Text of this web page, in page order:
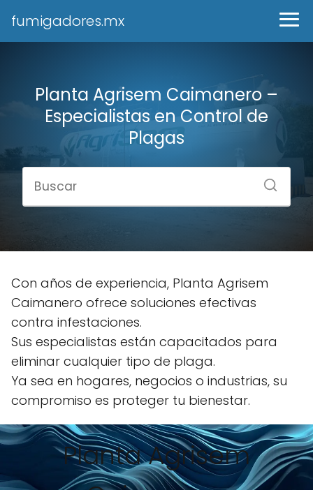
fumigadores.mx
Planta Agrisem Caimanero –
Especialistas en Control de
Plagas
Con años de experiencia, Planta Agrisem
Caimanero ofrece soluciones efectivas
contra infestaciones.
Sus especialistas están capacitados para
eliminar cualquier tipo de plaga.
Ya sea en hogares, negocios o industrias, su
compromiso es proteger tu bienestar.
Planta Agrisem